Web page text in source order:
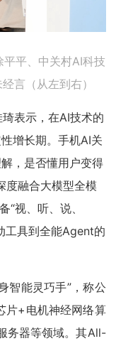
平、中关村AI科技
言（从左到右）
表示，在AI技术的
增长期。手机AI关
，是否懂用户变得
度融合大模型全模
视、听、说、
工具到全能Agent的
智能灵巧手”，称公
片+电机神经网络算
务器等领域。其All-